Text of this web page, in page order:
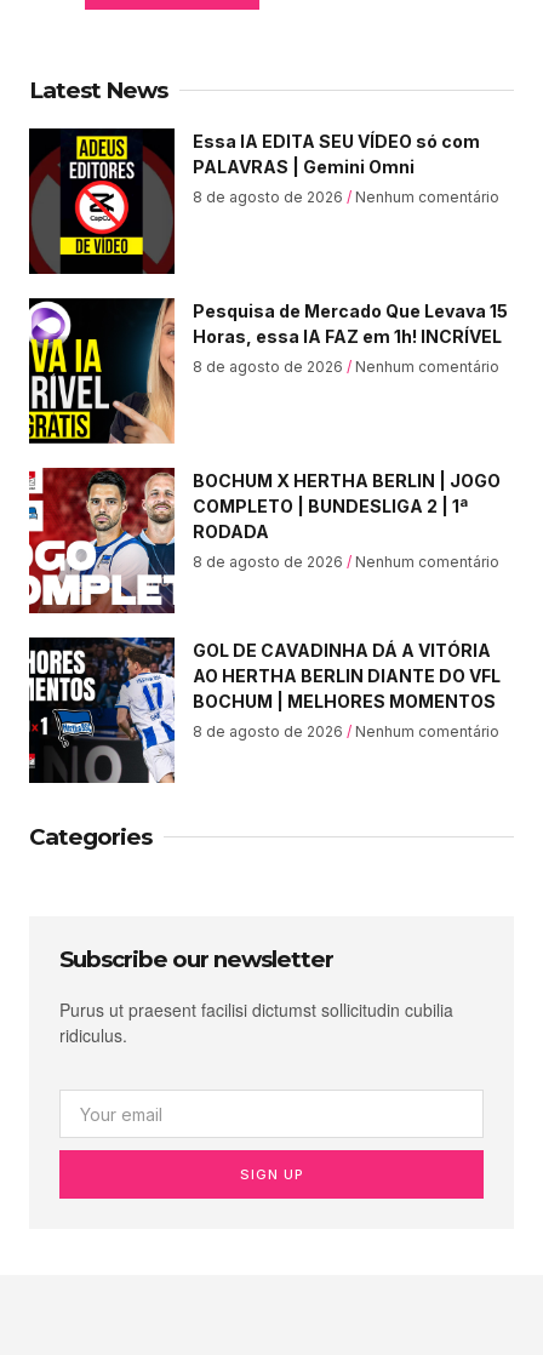
Latest News
Essa IA EDITA SEU VÍDEO só com
PALAVRAS | Gemini Omni
8 de agosto de 2026 Nenhum comentário
Pesquisa de Mercado Que Levava 15
Horas, essa IA FAZ em 1h! INCRÍVEL
8 de agosto de 2026 Nenhum comentário
BOCHUM X HERTHA BERLIN | JOGO
COMPLETO | BUNDESLIGA 2 | 1ª
RODADA
8 de agosto de 2026 Nenhum comentário
GOL DE CAVADINHA DÁ A VITÓRIA
AO HERTHA BERLIN DIANTE DO VFL
BOCHUM | MELHORES MOMENTOS
8 de agosto de 2026 Nenhum comentário
Categories
Subscribe our newsletter
Purus ut praesent facilisi dictumst sollicitudin cubilia
ridiculus.
SIGN UP